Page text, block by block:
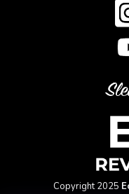
Copyright 2025